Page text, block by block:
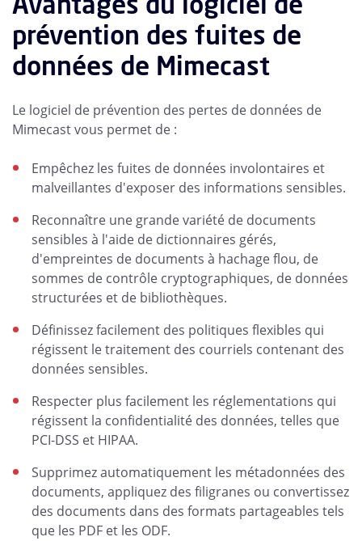
prévention des fuites de
données de Mimecast
Le logiciel de prévention des pertes de données de
Mimecast vous permet de :
Empêchez les fuites de données involontaires et
malveillantes d'exposer des informations sensibles.
Reconnaître une grande variété de documents
sensibles à l'aide de dictionnaires gérés,
d'empreintes de documents à hachage flou, de
sommes de contrôle cryptographiques, de données
structurées et de bibliothèques.
Définissez facilement des politiques flexibles qui
régissent le traitement des courriels contenant des
données sensibles.
Respecter plus facilement les réglementations qui
régissent la confidentialité des données, telles que
PCI-DSS et HIPAA.
Supprimez automatiquement les métadonnées des
documents, appliquez des filigranes ou convertissez
des documents dans des formats partageables tels
que les PDF et les ODF.